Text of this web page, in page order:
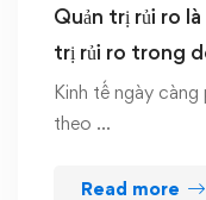
Quản trị rủi ro
trị rủi ro trong
Kinh tế ngày càng
theo …
Read more